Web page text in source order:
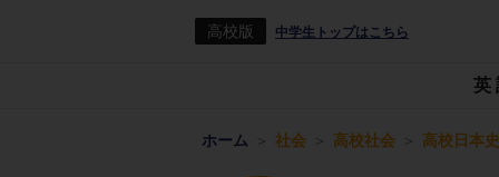
高校版 中学生トップはこちら
英
ホーム 社会 高校社会 高校日本